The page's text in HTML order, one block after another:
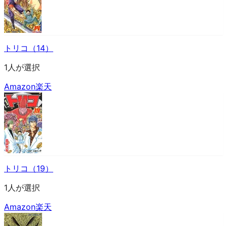
トリコ（14）
1人が選択
Amazon楽天
トリコ（19）
1人が選択
Amazon楽天